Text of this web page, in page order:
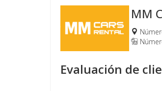
MM
Evaluación de